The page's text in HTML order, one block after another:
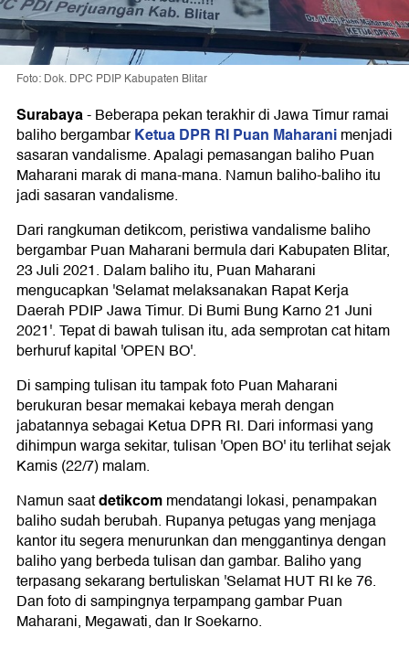
Foto: Dok. DPC PDIP Kabupaten Blitar
Surabaya-Beberapa pekan terakhir di Jawa Timur ramai
baliho bergambarKetua DPR RI Puan Maharanimenjadi
sasaran vandalisme. Apalagi pemasangan baliho Puan
Maharani marak di mana-mana. Namun baliho-baliho itu
jadi sasaran vandalisme.
Dari rangkuman detikcom, peristiwa vandalisme baliho
bergambar Puan Maharani bermula dari Kabupaten Blitar,
23 Juli 2021. Dalam baliho itu, Puan Maharani
mengucapkan 'Selamat melaksanakan Rapat Kerja
Daerah PDIP Jawa Timur. Di Bumi Bung Karno 21 Juni
2021'. Tepat di bawah tulisan itu, ada semprotan cat hitam
berhuruf kapital 'OPEN BO'.
Di samping tulisan itu tampak foto Puan Maharani
berukuran besar memakai kebaya merah dengan
jabatannya sebagai Ketua DPR RI. Dari informasi yang
dihimpun warga sekitar, tulisan 'Open BO' itu terlihat sejak
Kamis (22/7) malam.
Namun saatdetikcommendatangi lokasi, penampakan
baliho sudah berubah. Rupanya petugas yang menjaga
kantor itu segera menurunkan dan menggantinya dengan
baliho yang berbeda tulisan dan gambar. Baliho yang
terpasang sekarang bertuliskan 'Selamat HUT RI ke 76.
Dan foto di sampingnya terpampang gambar Puan
Maharani, Megawati, dan Ir Soekarno.